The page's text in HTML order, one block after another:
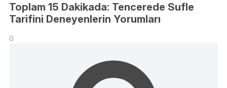
Toplam 15 Dakikada: Tencerede Sufle
Tarifini Deneyenlerin Yorumları
0